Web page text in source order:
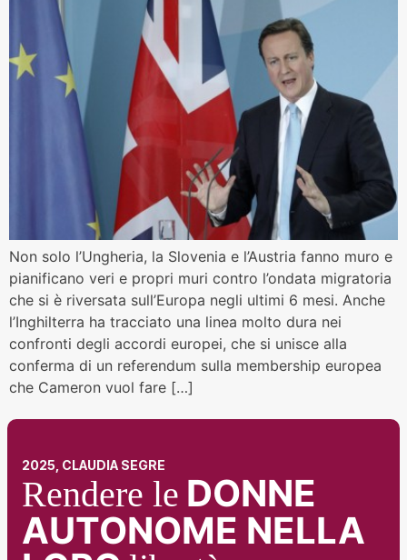
Non solo l’Ungheria, la Slovenia e l’Austria fanno muro e
pianificano veri e propri muri contro l’ondata migratoria
che si è riversata sull’Europa negli ultimi 6 mesi. Anche
l’Inghilterra ha tracciato una linea molto dura nei
confronti degli accordi europei, che si unisce alla
conferma di un referendum sulla membership europea
che Cameron vuol fare […]
2025, CLAUDIA SEGRE
Rendere le DONNE
AUTONOME NELLA